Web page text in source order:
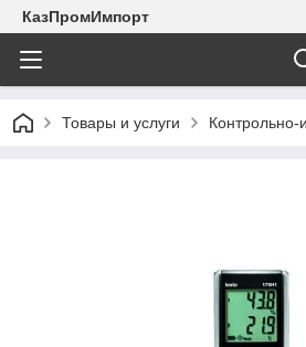
КазПромИмпорт
Товары и услуги